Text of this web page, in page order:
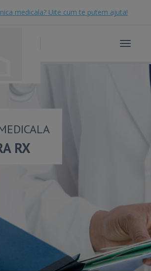
medicala? Uite cum te putem ajuta!
Toggle
RX